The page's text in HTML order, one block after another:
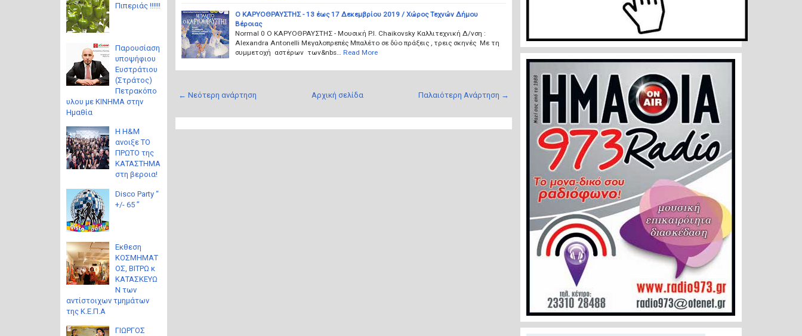
Ο ΚΑΡΥΟΘΡΑΥΣΤΗΣ - 13 έως 17 Δεκεμβρίου 2019 / Χώρος Τεχνών Δήμου
Βέροιας
Normal 0 Ο ΚΑΡΥΟΘΡΑΥΣΤΗΣ - Mουσική P.I. Chaikovsky Καλλιτεχνική Δ/νση :
Alexandra Antonelli Μεγαλοπρεπές Μπαλέτο σε δύο πράξεις , τρεις σκηνές Με τη
συμμετοχή αστέρων των&nbs…
Read More
← Νεότερη ανάρτηση Παλαιότερη Ανάρτηση →
Αρχική σελίδα
Πιπεριάς !!!!!!
Παρουσίαση
υποψήφιου
Ευστράτιου
(Στράτος)
Πετρακόπο
υλου με ΚΙΝΗΜΑ στην
Ημαθία
Η H&M
ανοιξε ΤΟ
ΠΡΩΤΟ της
ΚΑΤΑΣΤΗΜΑ
στη βεροια!
Disco Party “
+/- 65 ”
Eκθεση
ΚΟΣΜΗΜΑΤ
ΟΣ, ΒΙΤΡΩ κ
ΚΑΤΑΣΚΕΥΩ
Ν των
αντίστοιχων τμημάτων
της Κ.Ε.Π.Α
ΓΙΩΡΓΟΣ